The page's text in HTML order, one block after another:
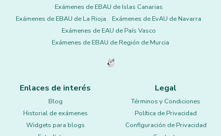
Exámenes de EBAU de Islas Canarias
Exámenes de EBAU de La Rioja
Exámenes de EvAU de Navarra
Exámenes de EAU de País Vasco
Exámenes de EBAU de Región de Murcia
Enlaces de interés
Blog
Historial de exámenes
Widgets para blogs
Legal
Términos y Condiciones
Política de Privacidad
Configuración de Privacidad